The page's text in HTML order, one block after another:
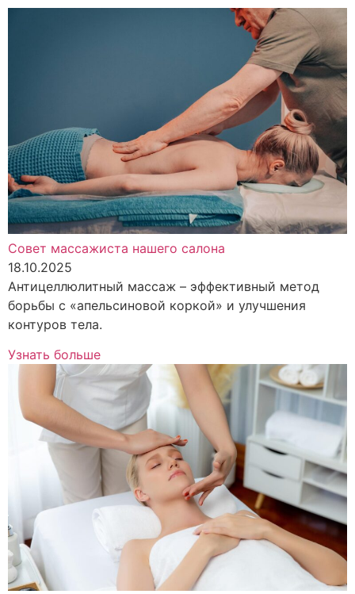
Совет массажиста нашего салона
18.10.2025
Антицеллюлитный массаж – эффективный метод
борьбы с «апельсиновой коркой» и улучшения
контуров тела.
Узнать больше